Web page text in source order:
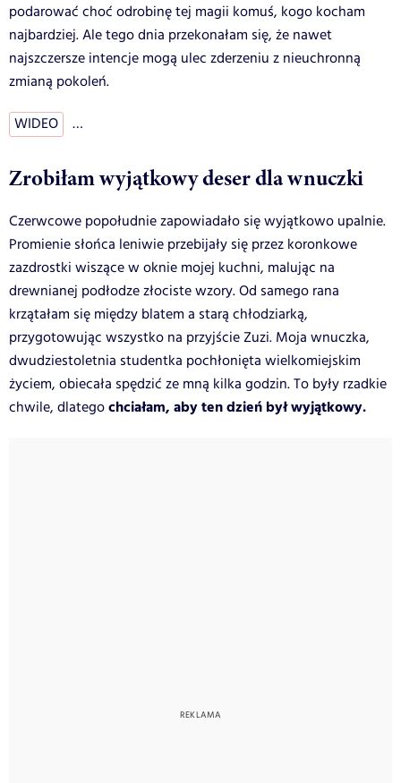
podarować choć odrobinę tej magii komuś, kogo kocham
najbardziej. Ale tego dnia przekonałam się, że nawet
najszczersze intencje mogą ulec zderzeniu z nieuchronną
zmianą pokoleń.
WIDEO …
Zrobiłam wyjątkowy deser dla wnuczki
Czerwcowe popołudnie zapowiadało się wyjątkowo upalnie.
Promienie słońca leniwie przebijały się przez koronkowe
zazdrostki wiszące w oknie mojej kuchni, malując na
drewnianej podłodze złociste wzory. Od samego rana
krzątałam się między blatem a starą chłodziarką,
przygotowując wszystko na przyjście Zuzi. Moja wnuczka,
dwudziestoletnia studentka pochłonięta wielkomiejskim
życiem, obiecała spędzić ze mną kilka godzin. To były rzadkie
chwile, dlategochciałam, aby ten dzień był wyjątkowy.